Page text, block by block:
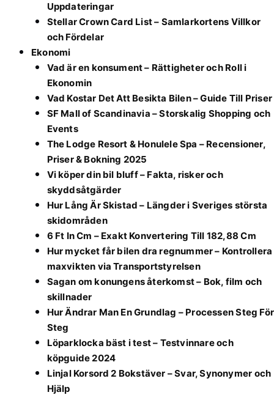
Uppdateringar
Stellar Crown Card List – Samlarkortens Villkor
och Fördelar
Ekonomi
Vad är en konsument – Rättigheter och Roll i
Ekonomin
Vad Kostar Det Att Besikta Bilen – Guide Till Priser
SF Mall of Scandinavia – Storskalig Shopping och
Events
The Lodge Resort & Honulele Spa – Recensioner,
Priser & Bokning 2025
Vi köper din bil bluff – Fakta, risker och
skyddsåtgärder
Hur Lång Är Skistad – Längder i Sveriges största
skidområden
6 Ft In Cm – Exakt Konvertering Till 182,88 Cm
Hur mycket får bilen dra regnummer – Kontrollera
maxvikten via Transportstyrelsen
Sagan om konungens återkomst – Bok, film och
skillnader
Hur Ändrar Man En Grundlag – Processen Steg För
Steg
Löparklocka bäst i test – Testvinnare och
köpguide 2024
Linjal Korsord 2 Bokstäver – Svar, Synonymer och
Hjälp